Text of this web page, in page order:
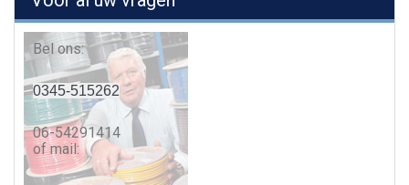
Bel ons:
0345-515262
06-54291414
of mail: